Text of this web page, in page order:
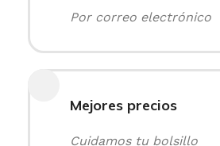
Por correo electrónico
Mejores precios
Cuidamos tu bolsillo